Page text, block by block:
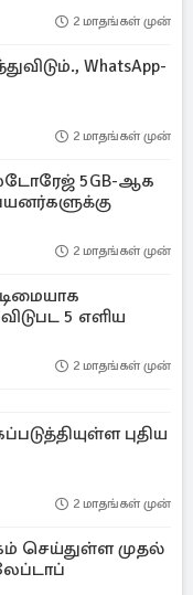
2 மாதங்கள் முன்
WhatsApp-
2 மாதங்கள் முன்
5GB-ஆக
2 மாதங்கள் முன்
5 எளிய
2 மாதங்கள் முன்
புதிய
2 மாதங்கள் முன்
செய்துள்ள முதல்